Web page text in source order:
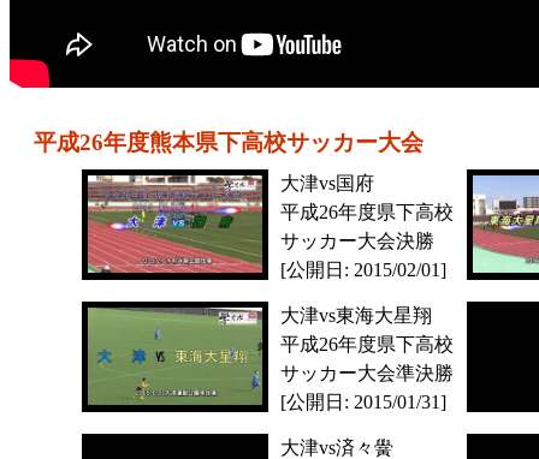
平成26年度熊本県下高校サッカー大会
大津vs国府
平成26年度県下高校
サッカー大会決勝
[公開日: 2015/02/01]
大津vs東海大星翔
平成26年度県下高校
サッカー大会準決勝
[公開日: 2015/01/31]
大津vs済々黌